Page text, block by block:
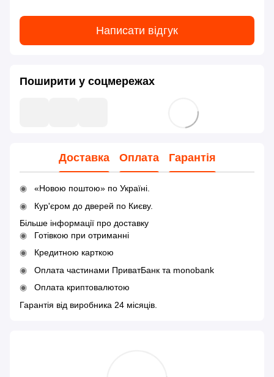
Написати відгук
Поширити у соцмережах
Доставка Оплата Гарантія
«Новою поштою» по Україні.
Кур'єром до дверей по Києву.
Більше інформації про доставку
Готівкою при отриманні
Кредитною карткою
Оплата частинами ПриватБанк та monobank
Оплата криптовалютою
Гарантія від виробника 24 місяців.